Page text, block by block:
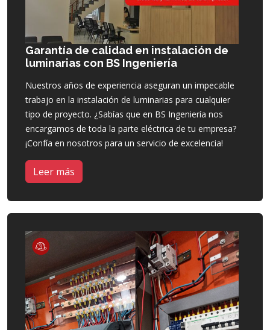
Garantía de calidad en instalación de
luminarias con BS Ingeniería
Nuestros años de experiencia aseguran un impecable
trabajo en la instalación de luminarias para cualquier
tipo de proyecto. ¿Sabías que en BS Ingeniería nos
encargamos de toda la parte eléctrica de tu empresa?
¡Confía en nosotros para un servicio de excelencia!
Leer más